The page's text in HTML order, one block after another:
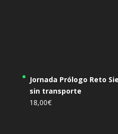
Jornada Prólogo Reto
sin transporte
18,00€